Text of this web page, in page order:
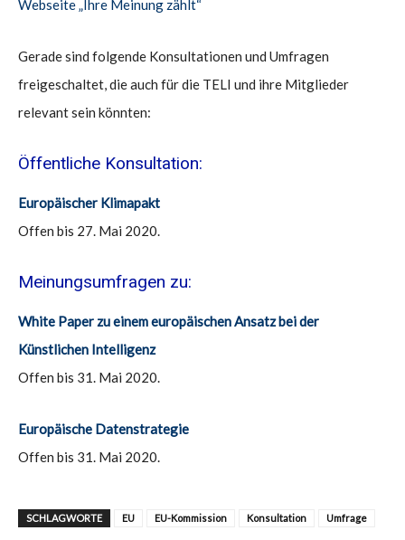
Webseite „Ihre Meinung zählt“
Gerade sind folgende Konsultationen und Umfragen
freigeschaltet, die auch für die TELI und ihre Mitglieder
relevant sein könnten:
Öffentliche Konsultation:
Europäischer Klimapakt
Offen bis 27. Mai 2020.
Meinungsumfragen zu:
White Paper zu einem europäischen Ansatz bei der
Künstlichen Intelligenz
Offen bis 31. Mai 2020.
Europäische Datenstrategie
Offen bis 31. Mai 2020.
SCHLAGWORTE EU EU-Kommission Konsultation Umfrage